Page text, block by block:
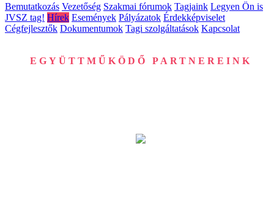
Bemutatkozás Vezetőség Szakmai fórumok Tagjaink Legyen Ön is
JVSZ tag! Hírek Események Pályázatok Érdekképviselet
Cégfejlesztők Dokumentumok Tagi szolgáltatások Kapcsolat
EGYÜTTMŰKÖDŐ PARTNEREINK